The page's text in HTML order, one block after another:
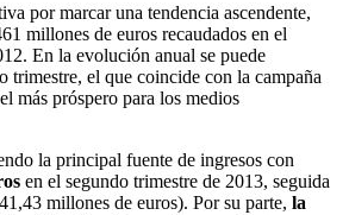
por marcar una tendencia ascendente,
millones de euros recaudados en el
En la evolución anual se puede
trimestre, el que coincide con la campaña
más próspero para los medios
la principal fuente de ingresos con
en el segundo trimestre de 2013, seguida
millones de euros). Por su parte, la